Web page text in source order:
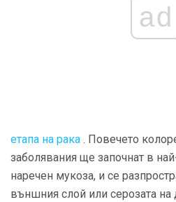
ad
етапа на рака . Повечето
заболявания ще започнат в
наречен мукоза, и се
външния слой или серозата на